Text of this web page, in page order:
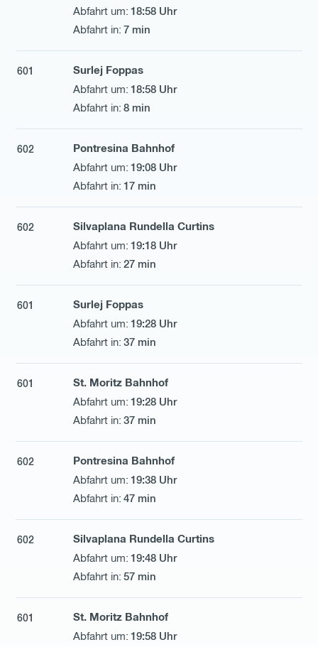
18:58 Uhr
7 min
601
Surlej Foppas
18:58 Uhr
8 min
602
Pontresina Bahnhof
19:08 Uhr
17 min
602
Silvaplana Rundella Curtins
19:18 Uhr
27 min
601
Surlej Foppas
19:28 Uhr
37 min
601
St. Moritz Bahnhof
19:28 Uhr
37 min
602
Pontresina Bahnhof
19:38 Uhr
47 min
602
Silvaplana Rundella Curtins
19:48 Uhr
57 min
601
St. Moritz Bahnhof
19:58 Uhr